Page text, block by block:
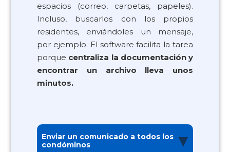
espacios (correo, carpetas, papeles).
Incluso, buscarlos con los propios
residentes, enviándoles un mensaje,
por ejemplo. El software facilita la tarea
porque centraliza la documentación y
encontrar un archivo lleva unos
minutos.
Enviar un comunicado a todos los
condóminos
▼